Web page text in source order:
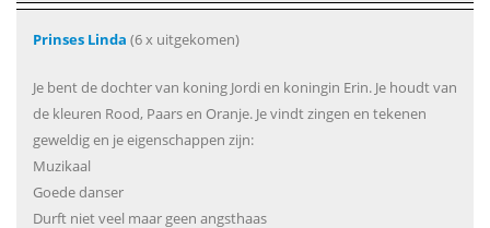
Prinses Linda (6 x uitgekomen)
Je bent de dochter van koning Jordi en koningin Erin. Je houdt van
de kleuren Rood, Paars en Oranje. Je vindt zingen en tekenen
geweldig en je eigenschappen zijn:
Muzikaal
Goede danser
Durft niet veel maar geen angsthaas